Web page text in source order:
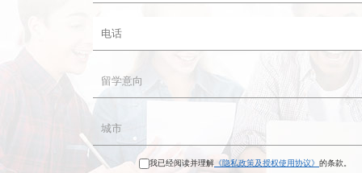
我已经阅读并理解 《隐私政策及授权使用协议》 的条款。